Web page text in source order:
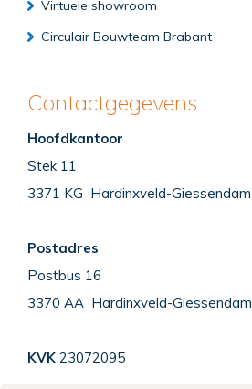
Virtuele showroom
Circulair Bouwteam Brabant
Contactgegevens
Hoofdkantoor
Stek 11
3371 KG Hardinxveld-Giessendam
Postadres
Postbus 16
3370 AA Hardinxveld-Giessendam
KVK 23072095